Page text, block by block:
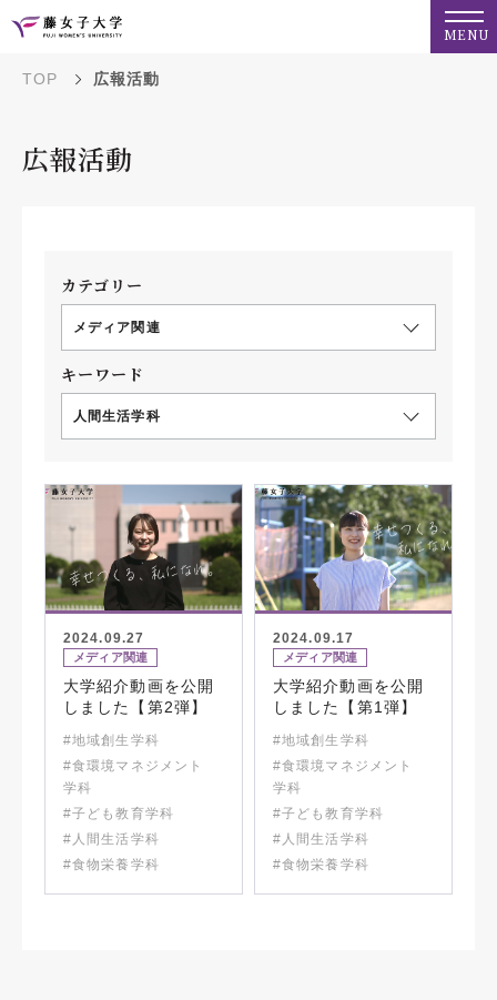
MENU
TOP 広報活動
広報活動
カテゴリー
メディア関連
キーワード
人間生活学科
2024.09.27
メディア関連
大学紹介動画を公開
しました【第2弾】
#地域創生学科
#食環境マネジメント
学科
#子ども教育学科
#人間生活学科
#食物栄養学科
2024.09.17
メディア関連
大学紹介動画を公開
しました【第1弾】
#地域創生学科
#食環境マネジメント
学科
#子ども教育学科
#人間生活学科
#食物栄養学科